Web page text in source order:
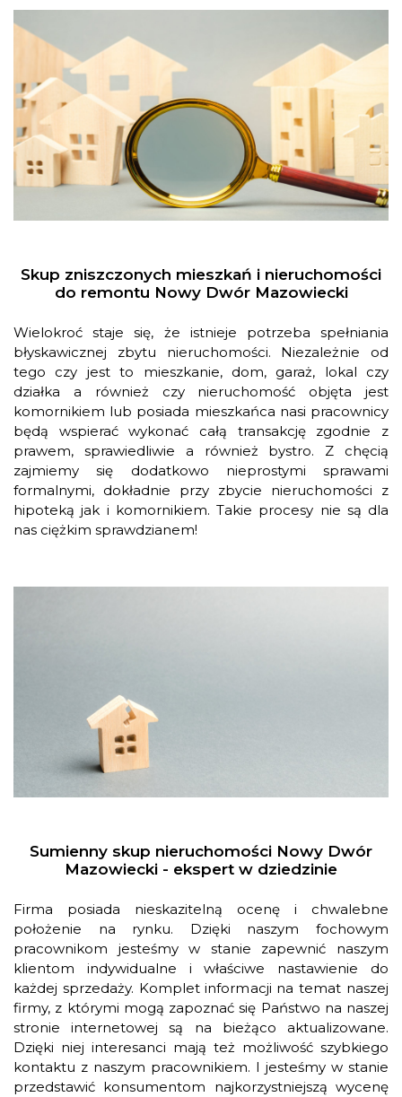
Skup zniszczonych mieszkań i nieruchomości
do remontu Nowy Dwór Mazowiecki
Wielokroć staje się, że istnieje potrzeba spełniania
błyskawicznej zbytu nieruchomości. Niezależnie od
tego czy jest to mieszkanie, dom, garaż, lokal czy
działka a również czy nieruchomość objęta jest
komornikiem lub posiada mieszkańca nasi pracownicy
będą wspierać wykonać całą transakcję zgodnie z
prawem, sprawiedliwie a również bystro. Z chęcią
zajmiemy się dodatkowo nieprostymi sprawami
formalnymi, dokładnie przy zbycie nieruchomości z
hipoteką jak i komornikiem. Takie procesy nie są dla
nas ciężkim sprawdzianem!
Sumienny skup nieruchomości Nowy Dwór
Mazowiecki - ekspert w dziedzinie
Firma posiada nieskazitelną ocenę i chwalebne
położenie na rynku. Dzięki naszym fochowym
pracownikom jesteśmy w stanie zapewnić naszym
klientom indywidualne i właściwe nastawienie do
każdej sprzedaży. Komplet informacji na temat naszej
firmy, z którymi mogą zapoznać się Państwo na naszej
stronie internetowej są na bieżąco aktualizowane.
Dzięki niej interesanci mają też możliwość szybkiego
kontaktu z naszym pracownikiem. I jesteśmy w stanie
przedstawić konsumentom najkorzystniejszą wycenę